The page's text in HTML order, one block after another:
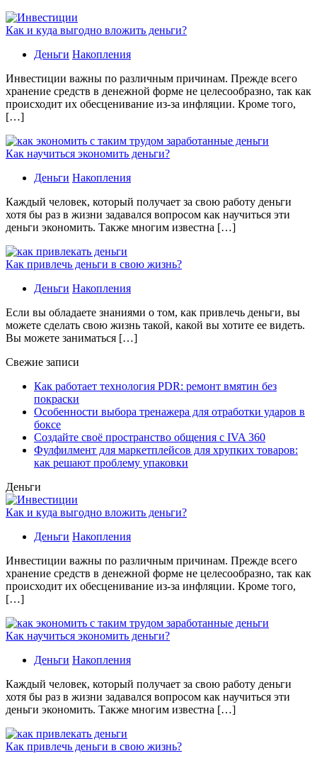
Как и куда выгодно вложить деньги?
Деньги Накопления
Инвестиции важны по различным причинам. Прежде всего
хранение средств в денежной форме не целесообразно, так как
происходит их обесценивание из-за инфляции. Кроме того,
[…]
Как научиться экономить деньги?
Деньги Накопления
Каждый человек, который получает за свою работу деньги
хотя бы раз в жизни задавался вопросом как научиться эти
деньги экономить. Также многим известна […]
Как привлечь деньги в свою жизнь?
Деньги Накопления
Если вы обладаете знаниями о том, как привлечь деньги, вы
можете сделать свою жизнь такой, какой вы хотите ее видеть.
Вы можете заниматься […]
Свежие записи
Как работает технология PDR: ремонт вмятин без
покраски
Особенности выбора тренажера для отработки ударов в
боксе
Создайте своё пространство общения с IVA 360
Фулфилмент для маркетплейсов для хрупких товаров:
как решают проблему упаковки
Деньги
Как и куда выгодно вложить деньги?
Деньги Накопления
Инвестиции важны по различным причинам. Прежде всего
хранение средств в денежной форме не целесообразно, так как
происходит их обесценивание из-за инфляции. Кроме того,
[…]
Как научиться экономить деньги?
Деньги Накопления
Каждый человек, который получает за свою работу деньги
хотя бы раз в жизни задавался вопросом как научиться эти
деньги экономить. Также многим известна […]
Как привлечь деньги в свою жизнь?